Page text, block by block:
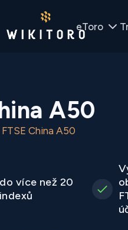
eToro
A50
FTSE China A50
více než 20